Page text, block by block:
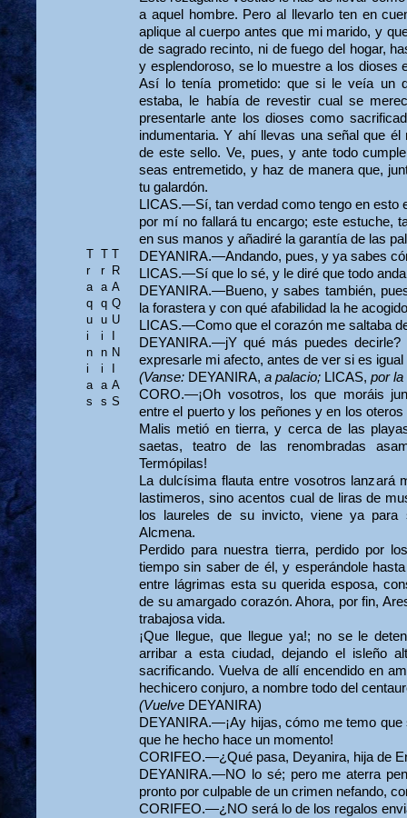
T
r
a
q
u
i
n
i
a
s
T
r
a
q
u
i
n
i
a
s
T
R
A
Q
U
N
A
S
a aquel hombre. Pero al llevarlo ten en
aplique al cuerpo antes que mi marido, y
de sagrado recinto, ni de fuego del hogar,
y esplendoroso, se lo muestre a los dioses
Así lo tenía prometido: que si le veía un
estaba, le había de revestir cual se
presentarle ante los dioses como
indumentaria. Y ahí llevas una señal que
de este sello. Ve, pues, y ante todo
seas entremetido, y haz de manera que,
tu galardón.
LICAS.—Sí, tan verdad como tengo en esto
por mí no fallará tu encargo; este estuche,
en sus manos y añadiré la garantía de las
DEYANIRA.—Andando, pues, y ya sabes
LICAS.—Sí que lo sé, y le diré que todo
DEYANIRA.—Bueno, y sabes también,
la forastera y con qué afabilidad la he
LICAS.—Como que el corazón me saltaba
DEYANIRA.—jY qué más puedes
expresarle mi afecto, antes de ver si es igual
(Vanse: DEYANIRA, a palacio; LICAS, por la
CORO.—¡Oh vosotros, los que moráis
entre el puerto y los peñones y en los
Malis metió en tierra, y cerca de las
saetas, teatro de las renombradas
Termópilas!
La dulcísima flauta entre vosotros lanzará
lastimeros, sino acentos cual de liras de
los laureles de su invicto, viene ya
Alcmena.
Perdido para nuestra tierra, perdido por
tiempo sin saber de él, y esperándole
entre lágrimas esta su querida esposa,
de su amargado corazón. Ahora, por fin,
trabajosa vida.
¡Que llegue, que llegue ya!; no se le
arribar a esta ciudad, dejando el isleño
sacrificando. Vuelva de allí encendido en
hechicero conjuro, a nombre todo del
(Vuelve DEYANIRA)
DEYANIRA.—¡Ay hijas, cómo me temo
que he hecho hace un momento!
CORIFEO.—¿Qué pasa, Deyanira, hija de
DEYANIRA.—NO lo sé; pero me aterra
pronto por culpable de un crimen nefando,
CORIFEO.—¿NO será lo de los regalos